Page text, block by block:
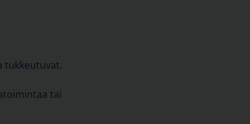
tukkeutuvat.
tai